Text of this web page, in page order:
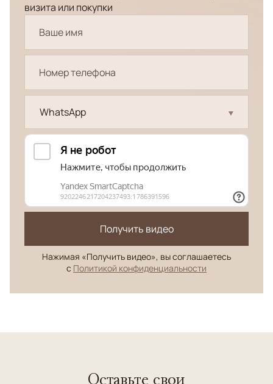
визита или покупки
WhatsApp
Получить видео
Нажимая «Получить видео», вы соглашаетесь
с Политикой конфиденциальности
Оставьте свои